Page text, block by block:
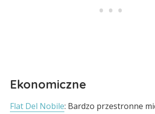
Ekonomiczne
Flat Del Nobile: Bardzo przestronne